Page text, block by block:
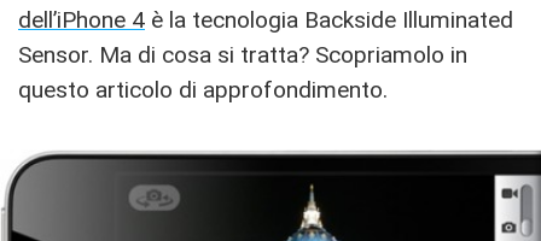
dell’iPhone 4 è la tecnologia Backside Illuminated
Sensor. Ma di cosa si tratta? Scopriamolo in
questo articolo di approfondimento.